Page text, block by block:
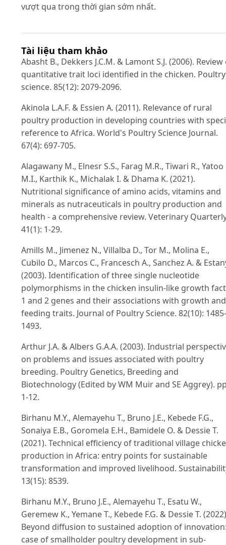
vượt qua trong thời gian sớm nhất.
Tài liệu tham khảo
Abasht B., Dekkers J.C.M. & Lamont S.J. (2006).
quantitative trait loci identified in the chicken. Poultry
science. 85(12): 2079-2096.
Akinola L.A.F. & Essien A. (2011). Relevance of rural
poultry production in developing countries with
reference to Africa. World's Poultry Science Journal.
67(4): 697-705.
Alagawany M., Elnesr S.S., Farag M.R., Tiwari R., Yatoo
M.I., Karthik K., Michalak I. & Dhama K. (2021).
Nutritional significance of amino acids, vitamins and
minerals as nutraceuticals in poultry production and
health - a comprehensive review. Veterinary
41(1): 1-29.
Amills M., Jimenez N., Villalba D., Tor M., Molina E.,
Cubilo D., Marcos C., Francesch A., Sanchez A. &
(2003). Identification of three single nucleotide
polymorphisms in the chicken insulin-like growth
1 and 2 genes and their associations with growth and
feeding traits. Journal of Poultry Science. 82(10): 1485-
1493.
Arthur J.A. & Albers G.A.A. (2003). Industrial
on problems and issues associated with poultry
breeding. Poultry Genetics, Breeding and
Biotechnology (Edited by WM Muir and SE Aggrey).
1-12.
Birhanu M.Y., Alemayehu T., Bruno J.E., Kebede F.G.,
Sonaiya E.B., Goromela E.H., Bamidele O. & Dessie T.
(2021). Technical efficiency of traditional village
production in Africa: entry points for sustainable
transformation and improved livelihood.
13(15): 8539.
Birhanu M.Y., Bruno J.E., Alemayehu T., Esatu W.,
Geremew K., Yemane T., Kebede F.G. & Dessie T.
Beyond diffusion to sustained adoption of
case of smallholder poultry development in sub-